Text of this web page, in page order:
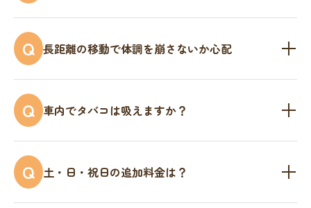
A
のご乗車は、お断りさせていただくことがありま
Q 長距離の移動で体調を崩さないか心配
A
憩や、おやつ・お散歩などリフレッシュできる時間
い運転を心がけていますが、多くのペットにとって
車での移動はストレスを感じやすい環境です。愛用
の食器、おもちゃいつも使用しているペットキャリ
Q 車内でタバコは吸えますか？
A
ットにとって快適な車内環境をつくるために、ご協
Q 土・日・祝日の追加料金は？